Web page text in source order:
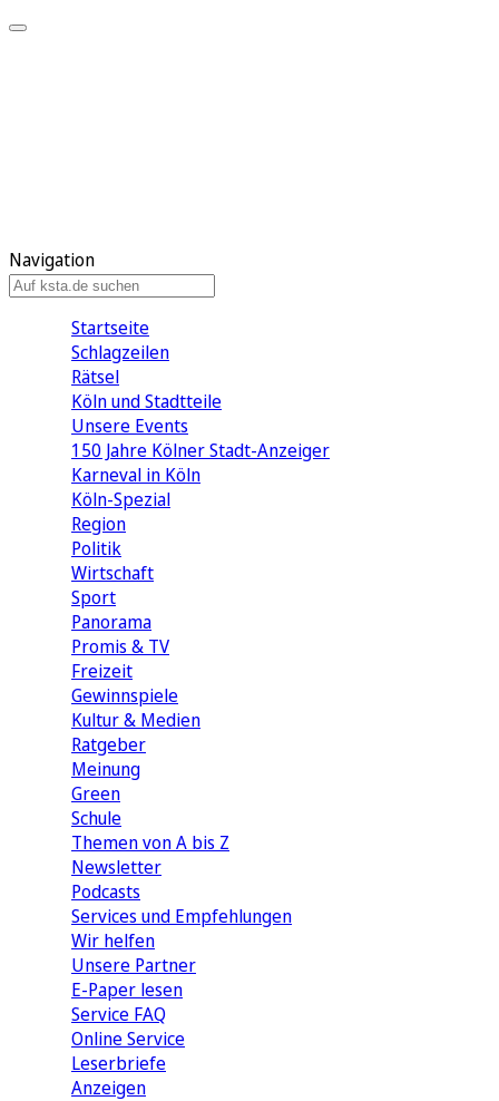
Navigation
Startseite
Schlagzeilen
Rätsel
Köln und Stadtteile
Unsere Events
150 Jahre Kölner Stadt-Anzeiger
Karneval in Köln
Köln-Spezial
Region
Politik
Wirtschaft
Sport
Panorama
Promis & TV
Freizeit
Gewinnspiele
Kultur & Medien
Ratgeber
Meinung
Green
Schule
Themen von A bis Z
Newsletter
Podcasts
Services und Empfehlungen
Wir helfen
Unsere Partner
E-Paper lesen
Service FAQ
Online Service
Leserbriefe
Anzeigen